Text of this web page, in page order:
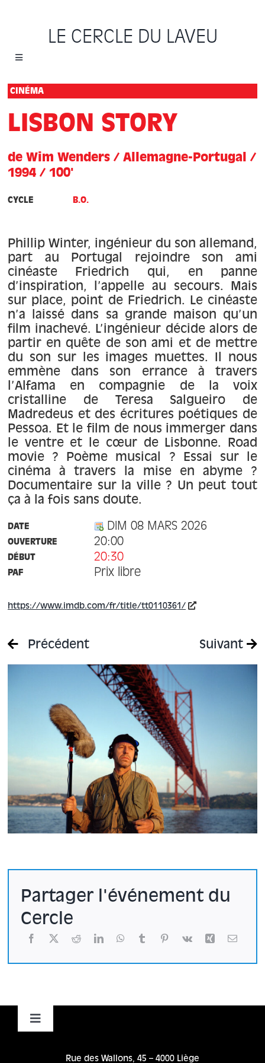
LE CERCLE DU LAVEU
Toggle
Accueil
Cycles
Programme
Location
À propos
Contact
CINÉMA
LISBON STORY
de Wim Wenders / Allemagne-Portugal /
1994 / 100'
CYCLE B.O.
Phillip Winter, ingénieur du son allemand,
part au Portugal rejoindre son ami
cinéaste Friedrich qui, en panne
d’inspiration, l’appelle au secours. Mais
sur place, point de Friedrich. Le cinéaste
n’a laissé dans sa grande maison qu’un
film inachevé. L’ingénieur décide alors de
partir en quête de son ami et de mettre
du son sur les images muettes. Il nous
emmène dans son errance à travers
l’Alfama en compagnie de la voix
cristalline de Teresa Salgueiro de
Madredeus et des écritures poétiques de
Pessoa. Et le film de nous immerger dans
le ventre et le cœur de Lisbonne. Road
movie ? Poème musical ? Essai sur le
cinéma à travers la mise en abyme ?
Documentaire sur la ville ? Un peut tout
ça à la fois sans doute.
DATE DIM 08 MARS 2026
OUVERTURE 20:00
DÉBUT 20:30
PAF Prix libre
https://www.imdb.com/fr/title/tt0110361/
Précédent Suivant
Partager l'événement du
Cercle
Toggle
Rue des Wallons, 45 – 4000 Liège